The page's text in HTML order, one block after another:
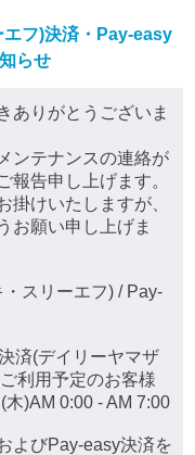
エフ)決済・Pay-easy
らせ
ありがとうございま
ンテナンスの連絡が
報告申し上げます。
掛けいたしますが、
お願い申し上げま
スリーエフ) / Pay-
済(デイリーヤマザ
利用予定のお客様
)AM 0:00 - AM 7:00
よびPay-easy決済を